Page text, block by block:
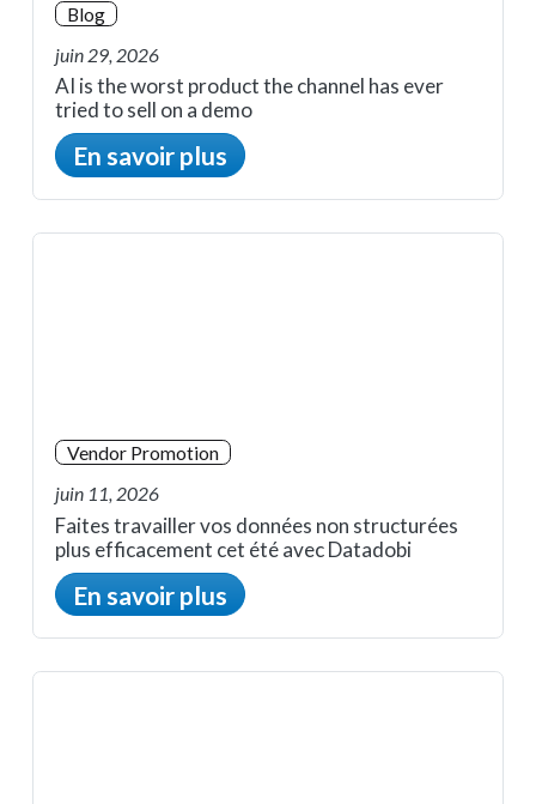
Blog
juin 29, 2026
AI is the worst product the channel has ever
tried to sell on a demo
En savoir plus
Vendor Promotion
juin 11, 2026
Faites travailler vos données non structurées
plus efficacement cet été avec Datadobi
En savoir plus